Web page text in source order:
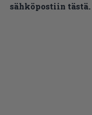
sähköpostiin tästä.